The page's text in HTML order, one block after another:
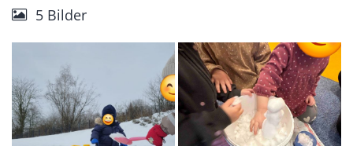
5 Bilder